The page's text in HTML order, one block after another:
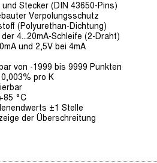
Stecker (DIN 43650-Pins)
Verpolungsschutz
(Polyurethan-Dichtung)
der 4...20mA-Schleife (2-Draht)
und 2,5V bei 4mA
von -1999 bis 9999 Punkten
0,003% pro K
°C
±1 Stelle
der Überschreitung